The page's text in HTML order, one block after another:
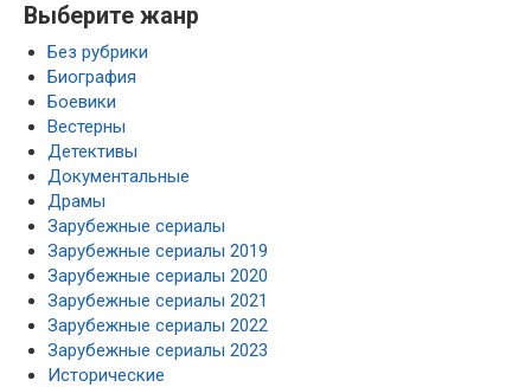
Выберите жанр
Без рубрики
Биография
Боевики
Вестерны
Детективы
Документальные
Драмы
Зарубежные сериалы
Зарубежные сериалы 2019
Зарубежные сериалы 2020
Зарубежные сериалы 2021
Зарубежные сериалы 2022
Зарубежные сериалы 2023
Исторические